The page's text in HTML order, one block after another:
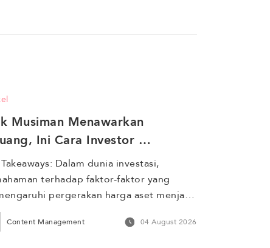
Musiman Menawarkan
Ini Cara Investor
Timing Investasi
Dalam dunia investasi,
terhadap faktor-faktor yang
pergerakan harga aset menjadi
untuk mengoptimalkan hasil. Salah satu
yang menarik adalah efek musiman,
Content Management 04 August 2026